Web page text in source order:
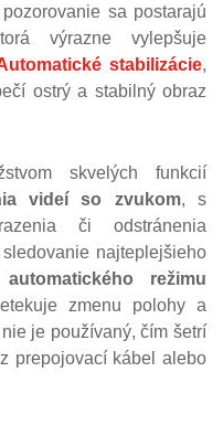
sa postarajú
výrazne vylepšuje
stabilizácie,
ostrý a stabilný obraz
skvelých funkcií
videí so zvukom, s
či odstránenia
najteplejšieho
automatického režimu
zmenu polohy a
je používaný, čím šetrí
prepojovací kábel alebo